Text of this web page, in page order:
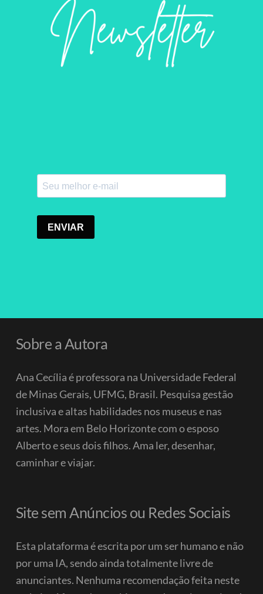
Sobre a Autora
Ana Cecília é professora na Universidade Federal
de Minas Gerais, UFMG, Brasil. Pesquisa gestão
inclusiva e altas habilidades nos museus e nas
artes. Mora em Belo Horizonte com o esposo
Alberto e seus dois filhos.Ama ler, desenhar,
caminhar e viajar.
Site sem Anúncios ou Redes Sociais
Esta plataforma é escrita por um ser humano e não
por uma IA, sendo ainda totalmente livre de
anunciantes. Nenhuma recomendação feita neste